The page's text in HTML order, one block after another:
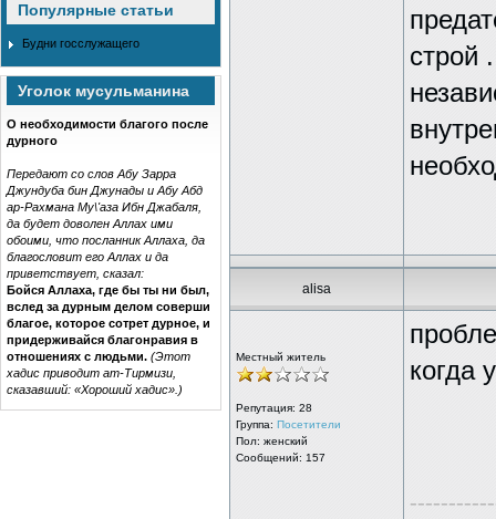
Популярные статьи
Будни госслужащего
Уголок мусульманина
О необходимости благого после
дурного
Передают со слов Абу Зарра
Джундуба бин Джунады и Абу Абд
ар-Рахмана Му\'аза Ибн Джабаля,
да будет доволен Аллах ими
обоими, что посланник Аллаха, да
благословит его Аллах и да
приветствует, сказал:
Бойся Аллаха, где бы ты ни был,
вслед за дурным делом соверши
благое, которое сотрет дурное, и
придерживайся благонравия в
отношениях с людьми. (Этот
хадис приводит ат-Тирмизи,
сказавший: «Хороший хадис».)
строй
alisa
Местный житель
Репутация: 28
Группа: Посетители
Пол: женский
Сообщений: 157
когда